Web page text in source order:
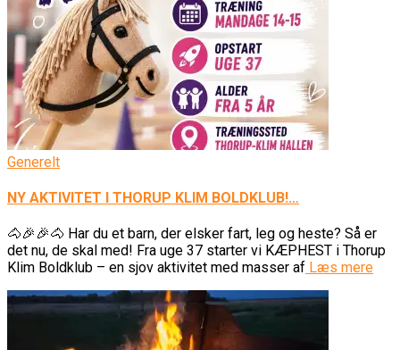
Generelt
NY AKTIVITET I THORUP KLIM BOLDKLUB!…
🐴🎉🎉🐴 Har du et barn, der elsker fart, leg og heste? Så er
det nu, de skal med! Fra uge 37 starter vi KÆPHEST i Thorup
Klim Boldklub – en sjov aktivitet med masser af Læs mere